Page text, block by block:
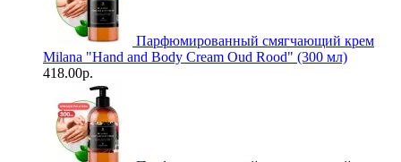
Парфюмированный смягчающий крем
Milana "Hand and Body Cream Oud Rood" (300 мл)
418.00р.